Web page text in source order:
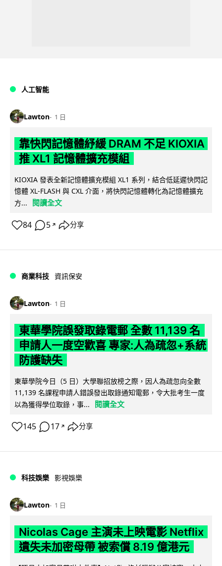
人工智能
Lawton 1 日
靠快閃記憶體紓緩 DRAM 不足 KIOXIA
推 XL1 記憶體擴充模組
KIOXIA 發表全新記憶體擴充模組 XL1 系列，結合低延遲快閃記
憶體 XL-FLASH 與 CXL 介面，將快閃記憶體轉化為記憶體擴充
方...
閱讀全文
84 5 ↗ 分享
商業科技 資訊保安
Lawton 1 日
東華學院誤發取錄電郵 全數 11,139 名
申請人一度空歡喜 專家:人為疏忽+系統
防護缺失
東華學院今日（5 日）大學聯招放榜之際，因人為疏忽向全數
11,139 名課程申請人錯誤發出取錄通知電郵，令大批考生一度
以為獲得學位取錄，事...
閱讀全文
145 17 ↗ 分享
科技娛樂 影視娛樂
Lawton 1 日
Nicolas Cage 主演未上映電影 Netflix
遺失未加密母帶 被索償 8.19 億港元